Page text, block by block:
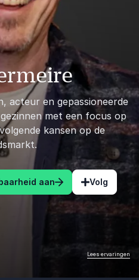
acteur en gepassioneerde
met een focus op
kansen op de
aan Volg
Lees ervaringen